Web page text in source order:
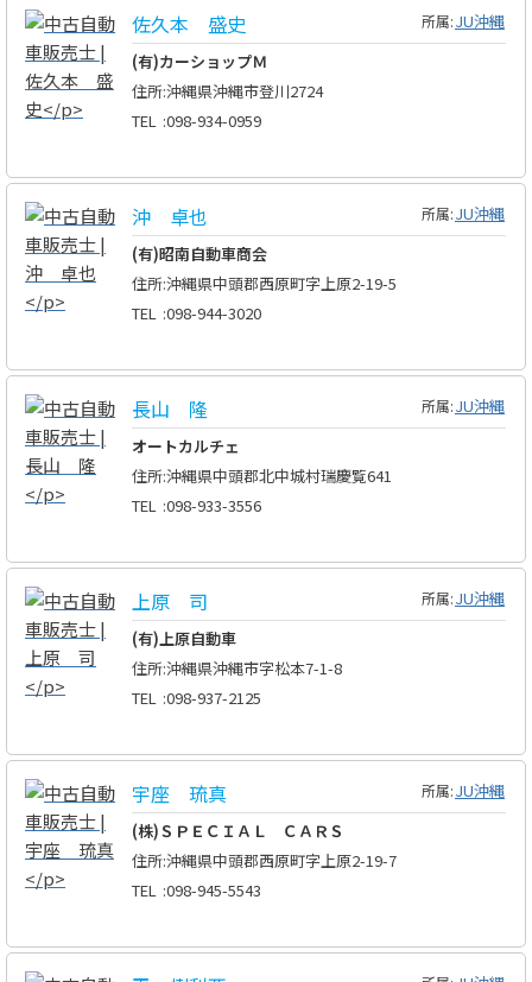
佐久本 盛史 所属:JU沖縄
(有)カーショップＭ
住所:沖縄県沖縄市登川2724
TEL :098-934-0959
沖 卓也 所属:JU沖縄
(有)昭南自動車商会
住所:沖縄県中頭郡西原町字上原2-19-5
TEL :098-944-3020
長山 隆 所属:JU沖縄
オートカルチェ
住所:沖縄県中頭郡北中城村瑞慶覧641
TEL :098-933-3556
上原 司 所属:JU沖縄
(有)上原自動車
住所:沖縄県沖縄市字松本7-1-8
TEL :098-937-2125
宇座 琉真 所属:JU沖縄
(株)ＳＰＥＣＩＡＬ ＣＡＲＳ
住所:沖縄県中頭郡西原町字上原2-19-7
TEL :098-945-5543